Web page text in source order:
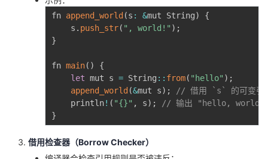
fn append_world (s : &mut String)
{
    s
. push_str( ", world!" ) ;
}
fn main( )
{
let mut s = String : : from( "hello" ) ;
append_world (&mut s) ;
// 借用 `s` 的可变引
    println
! ( "{}" , s) ;
// 输出 "hello,
}
借用检查器（Borrow Checker）